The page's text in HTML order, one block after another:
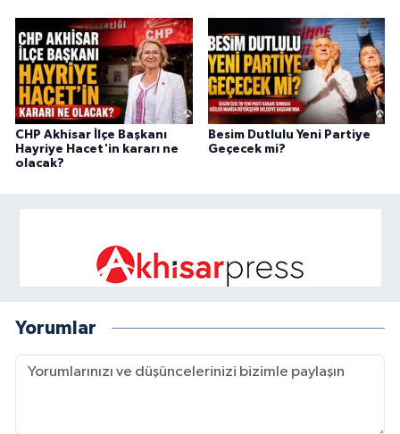
CHP Akhisar İlçe Başkanı
Hayriye Hacet'in kararı ne
olacak?
Besim Dutlulu Yeni Partiye
Geçecek mi?
Yorumlar